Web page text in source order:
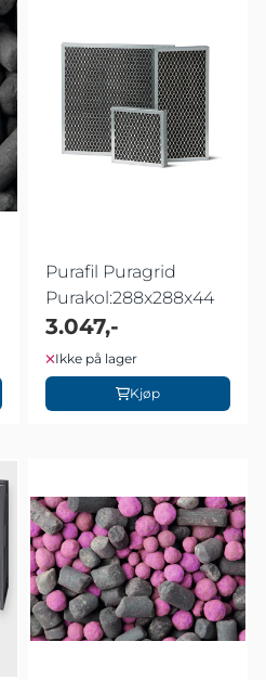
Purafil Puragrid
Purakol:288x288x44
3.047,-
Ikke på lager
Kjøp